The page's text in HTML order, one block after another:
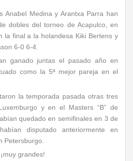
Anabel Medina y Arantxa Parra han
dobles del torneo de Acapulco, en
la final a la holandesa Kiki Bertens y
6-0 6-4.
ganado juntas el pasado año en
como la 5ª mejor pareja en el
la temporada pasada otras tres
y en el Masters “B” de
quedado en semifinales en 3 de
disputado anteriormente en
Petersburgo.
grandes!